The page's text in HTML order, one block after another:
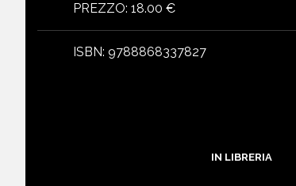
PREZZO: 18.00 €
ISBN: 9788868337827
IN LIBRERIA